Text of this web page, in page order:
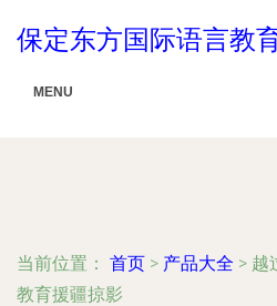
保定东方国际语言教
MENU
当前位置： 首页 > 产品大全 > 越
教育援疆掠影